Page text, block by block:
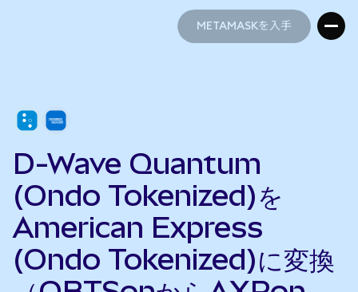
METAMASKを入手
D-Wave Quantum
(Ondo Tokenized)を
American Express
(Ondo Tokenized)に変換